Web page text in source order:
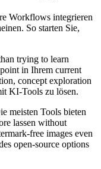
Workflows integrieren
So starten Sie,
trying to learn
in Ihrem current
concept exploration
KI-Tools zu lösen.
meisten Tools bieten
lassen without
free images even
open-source options